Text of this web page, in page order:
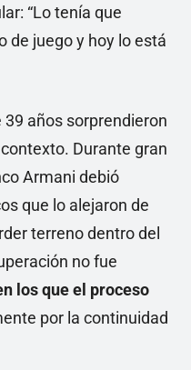
“Lo tenía que
de juego y hoy lo está
años sorprendieron
Durante gran
Armani debió
que lo alejaron de
terreno dentro del
no fue
los que el proceso
por la continuidad